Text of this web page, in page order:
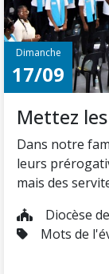
Dimanche
17/09
Mettez
Dans notre
leurs
mais des
Diocèse
Mots de